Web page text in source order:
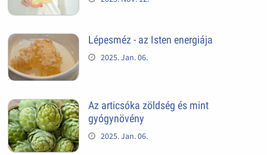
Lépesméz - az Isten energiája
2025. Jan. 06.
Az articsóka zöldség és mint
gyógynövény
2025. Jan. 06.